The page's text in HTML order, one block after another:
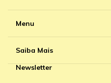
Menu
Saiba Mais
Newsletter